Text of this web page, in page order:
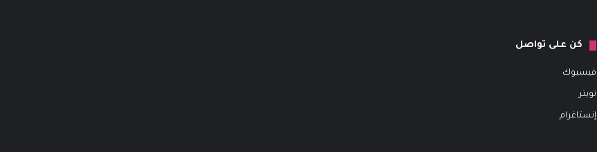
كن على تواصل
فيسبوك
تويتر
إنستاغرام